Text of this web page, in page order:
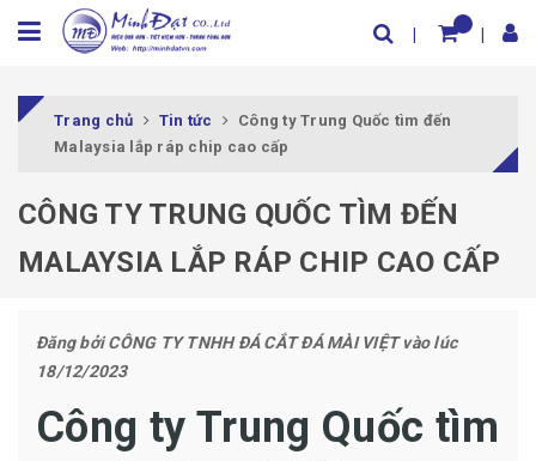
Trang chủ Tin tức
Công ty Trung Quốc tìm đến
Malaysia lắp ráp chip cao cấp
CÔNG TY TRUNG QUỐC TÌM ĐẾN
MALAYSIA LẮP RÁP CHIP CAO CẤP
Đăng bởiCÔNG TY TNHH ĐÁ CẮT ĐÁ MÀI VIỆTvào lúc
18/12/2023
Công ty Trung Quốc tìm